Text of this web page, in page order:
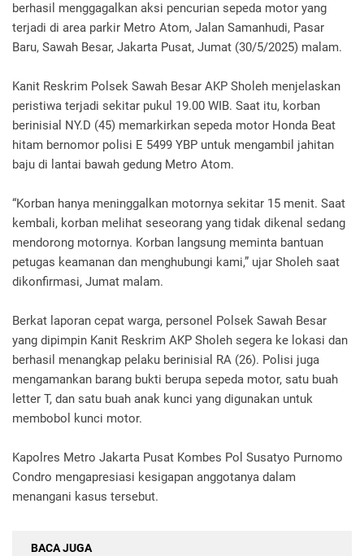
berhasil menggagalkan aksi pencurian sepeda motor yang
terjadi di area parkir Metro Atom, Jalan Samanhudi, Pasar
Baru, Sawah Besar, Jakarta Pusat, Jumat (30/5/2025) malam.
Kanit Reskrim Polsek Sawah Besar AKP Sholeh menjelaskan
peristiwa terjadi sekitar pukul 19.00 WIB. Saat itu, korban
berinisial NY.D (45) memarkirkan sepeda motor Honda Beat
hitam bernomor polisi E 5499 YBP untuk mengambil jahitan
baju di lantai bawah gedung Metro Atom.
“Korban hanya meninggalkan motornya sekitar 15 menit. Saat
kembali, korban melihat seseorang yang tidak dikenal sedang
mendorong motornya. Korban langsung meminta bantuan
petugas keamanan dan menghubungi kami,” ujar Sholeh saat
dikonfirmasi, Jumat malam.
Berkat laporan cepat warga, personel Polsek Sawah Besar
yang dipimpin Kanit Reskrim AKP Sholeh segera ke lokasi dan
berhasil menangkap pelaku berinisial RA (26). Polisi juga
mengamankan barang bukti berupa sepeda motor, satu buah
letter T, dan satu buah anak kunci yang digunakan untuk
membobol kunci motor.
Kapolres Metro Jakarta Pusat Kombes Pol Susatyo Purnomo
Condro mengapresiasi kesigapan anggotanya dalam
menangani kasus tersebut.
BACA JUGA